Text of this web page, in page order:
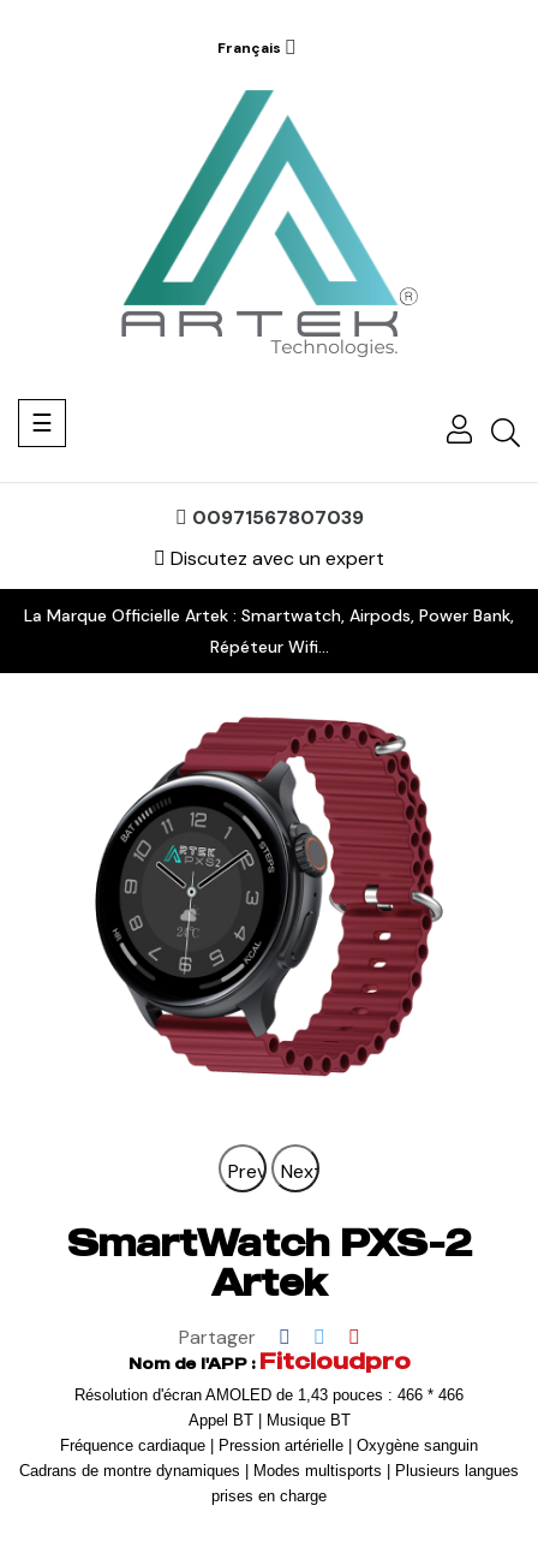
Français
00971567807039
Basculer
la
☰
Discutez avec un expert
La Marque Officielle Artek : Smartwatch, Airpods, Power Bank,
Répéteur Wifi...
PreviousNext
SmartWatch PXS-2
Artek
Partager
Nom de l'APP: Fitcloudpro
Résolution d'écran AMOLED de 1,43 pouces : 466 * 466
Appel BT | Musique BT
Fréquence cardiaque | Pression artérielle | Oxygène sanguin
Cadrans de montre dynamiques | Modes multisports | Plusieurs langues
prises en charge